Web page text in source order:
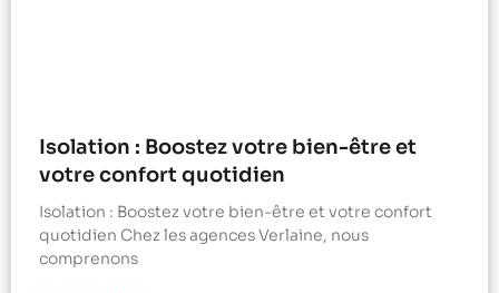
Isolation : Boostez votre bien-être et
votre confort quotidien
Isolation : Boostez votre bien-être et votre confort
quotidien Chez les agences Verlaine, nous
comprenons